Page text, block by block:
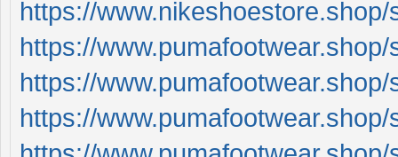
https://www.nikeshoestore.shop/
https://
https://
https://